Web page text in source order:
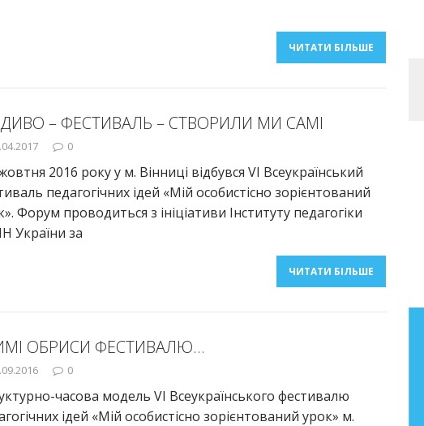
ЧИТАТИ БІЛЬШЕ
– ФЕСТИВАЛЬ – СТВОРИЛИ МИ САМІ
0
2016 року у м. Вінниці відбувся VІ Всеукраїнський
педагогічних ідей «Мій особистісно зорієнтований
Форум проводиться з ініціативи Інституту педагогіки
України за
ЧИТАТИ БІЛЬШЕ
ОБРИСИ ФЕСТИВАЛЮ…
0
часова модель VI Всеукраїнського фестивалю
ідей «Мій особистісно зорієнтований урок» м.
Бібліографічний покажчик
Бібліографічний покажчик праць
старшого наукового співробітника